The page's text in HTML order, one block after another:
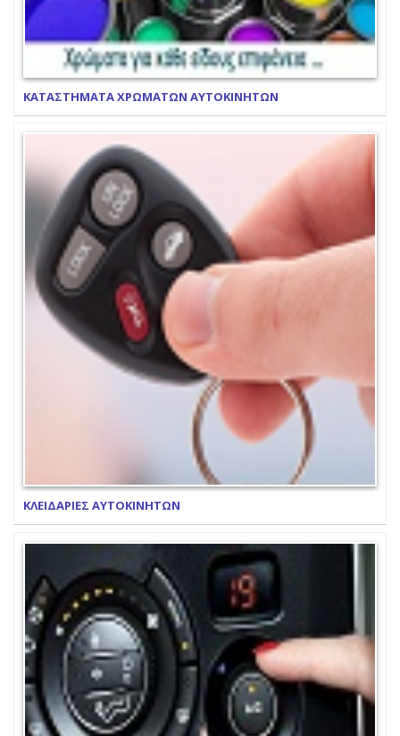
ΚΑΤΑΣΤΗΜΑΤΑ ΧΡΩΜΑΤΩΝ ΑΥΤΟΚΙΝΗΤΩΝ
ΚΛΕΙΔΑΡΙΕΣ ΑΥΤΟΚΙΝΗΤΩΝ